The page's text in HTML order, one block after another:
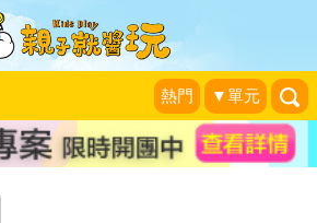
熱門 ▼單元
，體驗開飛機、環遊世
園遊客中心